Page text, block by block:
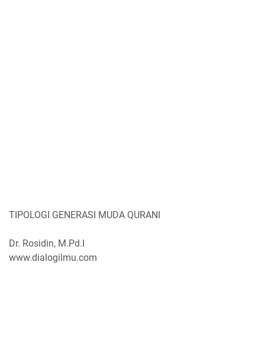
TIPOLOGI GENERASI MUDA QURANI
Dr. Rosidin, M.Pd.I
www.dialogilmu.com